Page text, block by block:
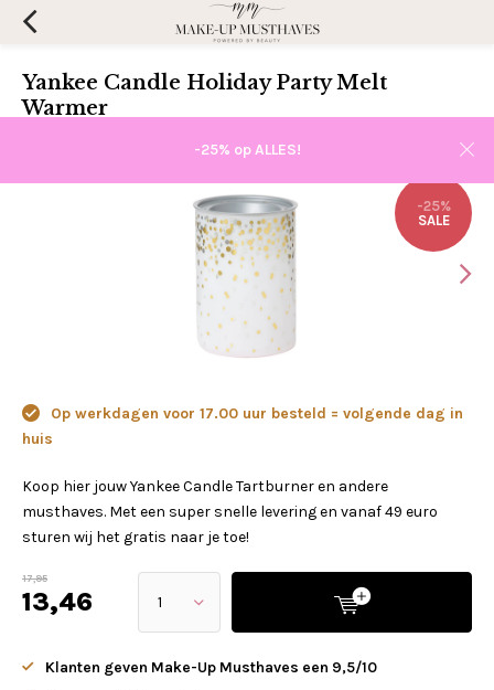
-25% op ALLES!
Yankee Candle Holiday Party Melt
Warmer
-25%
SALE
Op werkdagen voor 17.00 uur besteld = volgende dag in
huis
Koop hier jouw Yankee Candle Tartburner en andere
musthaves. Met een super snelle levering en vanaf 49 euro
sturen wij het gratis naar je toe!
17,95
13,46
Klanten geven Make-Up Musthaves een 9,5/10